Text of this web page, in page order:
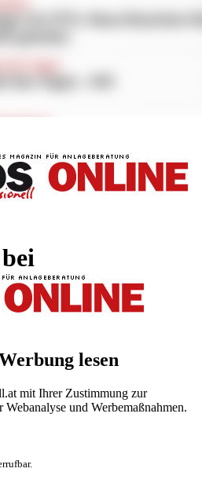
lesen
mit Ihrer Zustimmung zur
und Werbemaßnahmen.